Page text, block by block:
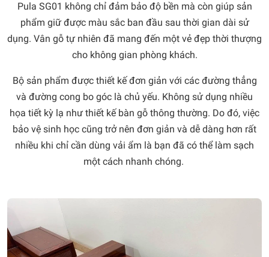
Pula SG01 không chỉ đảm bảo độ bền mà còn giúp sản
phẩm giữ được màu sắc ban đầu sau thời gian dài sử
dụng. Vân gỗ tự nhiên đã mang đến một vẻ đẹp thời thượng
cho không gian phòng khách.
Bộ sản phẩm được thiết kế đơn giản với các đường thẳng
và đường cong bo góc là chủ yếu. Không sử dụng nhiều
họa tiết kỳ lạ như thiết kế bàn gỗ thông thường. Do đó, việc
bảo vệ sinh học cũng trở nên đơn giản và dễ dàng hơn rất
nhiều khi chỉ cần dùng vải ẩm là bạn đã có thể làm sạch
một cách nhanh chóng.